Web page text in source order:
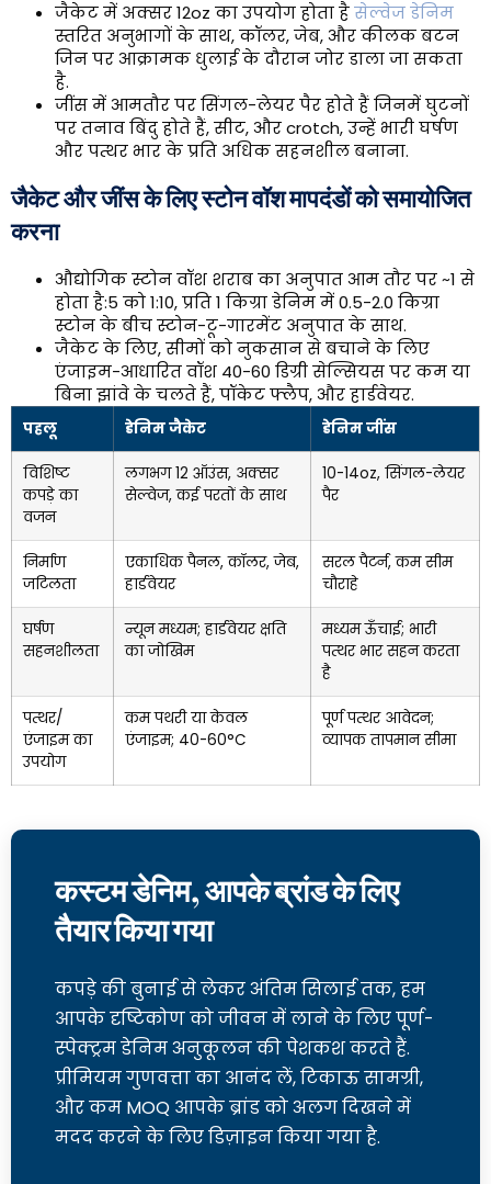
जैकेट में अक्सर 12oz का उपयोग होता हैसेल्वेज डेनिम
स्तरित अनुभागों के साथ, कॉलर, जेब, और कीलक बटन
जिन पर आक्रामक धुलाई के दौरान जोर डाला जा सकता
है.
जींस में आमतौर पर सिंगल-लेयर पैर होते हैं जिनमें घुटनों
पर तनाव बिंदु होते हैं, सीट, और crotch, उन्हें भारी घर्षण
और पत्थर भार के प्रति अधिक सहनशील बनाना.
जैकेट और जींस के लिए स्टोन वॉश मापदंडों को समायोजित
करना
औद्योगिक स्टोन वॉश शराब का अनुपात आम तौर पर ~1 से
होता है:5 को 1:10, प्रति 1 किग्रा डेनिम में 0.5-2.0 किग्रा
स्टोन के बीच स्टोन-टू-गारमेंट अनुपात के साथ.
जैकेट के लिए, सीमों को नुकसान से बचाने के लिए
एंजाइम-आधारित वॉश 40-60 डिग्री सेल्सियस पर कम या
बिना झांवे के चलते हैं, पॉकेट फ्लैप, और हार्डवेयर.
पहलू डेनिम जैकेट डेनिम जींस
विशिष्ट
कपड़े का
वजन
लगभग 12 ऑउंस, अक्सर
सेल्वेज, कई परतों के साथ
10-14oz, सिंगल-लेयर
पैर
निर्माण
जटिलता
एकाधिक पैनल, कॉलर, जेब,
हार्डवेयर
सरल पैटर्न, कम सीम
चौराहे
घर्षण
सहनशीलता
न्यून मध्यम; हार्डवेयर क्षति
का जोखिम
मध्यम ऊँचाई; भारी
पत्थर भार सहन करता
है
पत्थर/
एंजाइम का
उपयोग
कम पथरी या केवल
एंजाइम; 40-60°C
पूर्ण पत्थर आवेदन;
व्यापक तापमान सीमा
कस्टम डेनिम, आपके ब्रांड के लिए
तैयार किया गया
कपड़े की बुनाई से लेकर अंतिम सिलाई तक, हम
आपके दृष्टिकोण को जीवन में लाने के लिए पूर्ण-
स्पेक्ट्रम डेनिम अनुकूलन की पेशकश करते हैं.
प्रीमियम गुणवत्ता का आनंद लें, टिकाऊ सामग्री,
और कम MOQ आपके ब्रांड को अलग दिखने में
मदद करने के लिए डिज़ाइन किया गया है.